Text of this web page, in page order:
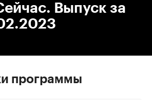
Выпуск за
программы